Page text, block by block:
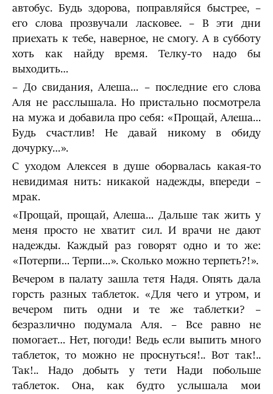
автобус. Будь здорова, поправляйся быстрее, –
его слова прозвучали ласковее. – В эти дни
приехать к тебе, наверное, не смогу. А в субботу
хоть как найду время. Телку-то надо бы
выходить…
– До свидания, Алеша… – последние его слова
Аля не расслышала. Но пристально посмотрела
на мужа и добавила про себя: «Прощай, Алеша…
Будь счастлив! Не давай никому в обиду
дочурку…».
С уходом Алексея в душе оборвалась какая-то
невидимая нить: никакой надежды, впереди –
мрак.
«Прощай, прощай, Алеша… Дальше так жить у
меня просто не хватит сил. И врачи не дают
надежды. Каждый раз говорят одно и то же:
«Потерпи… Терпи…». Сколько можно терпеть?!».
Вечером в палату зашла тетя Надя. Опять дала
горсть разных таблеток. «Для чего и утром, и
вечером пить одни и те же таблетки? –
безразлично подумала Аля. – Все равно не
помогает… Нет, погоди! Ведь если выпить много
таблеток, то можно не проснуться!.. Вот так!..
Так!.. Надо добыть у тети Нади побольше
таблеток. Она, как будто услышала мои